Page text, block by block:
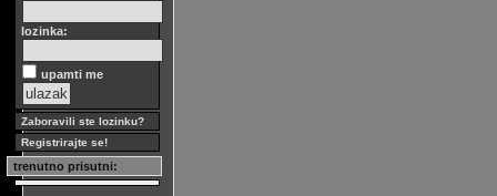
lozinka:
upamti me
Zaboravili ste lozinku?
Registrirajte se!
trenutno prisutni: